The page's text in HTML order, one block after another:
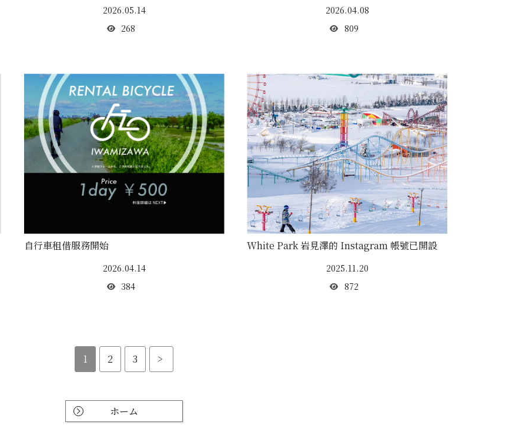
2026.05.14
268
2026.04.08
809
自行車租借服務開始
2026.04.14
384
White Park 岩見澤的 Instagram 帳號已開設
2025.11.20
872
1 2 3 >
ホーム